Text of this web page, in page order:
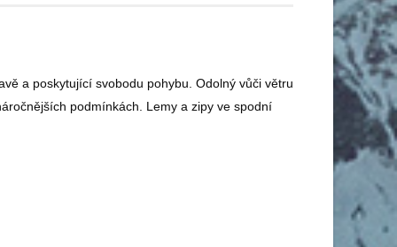
a poskytující svobodu pohybu. Odolný vůči větru
podmínkách. Lemy a zipy ve spodní